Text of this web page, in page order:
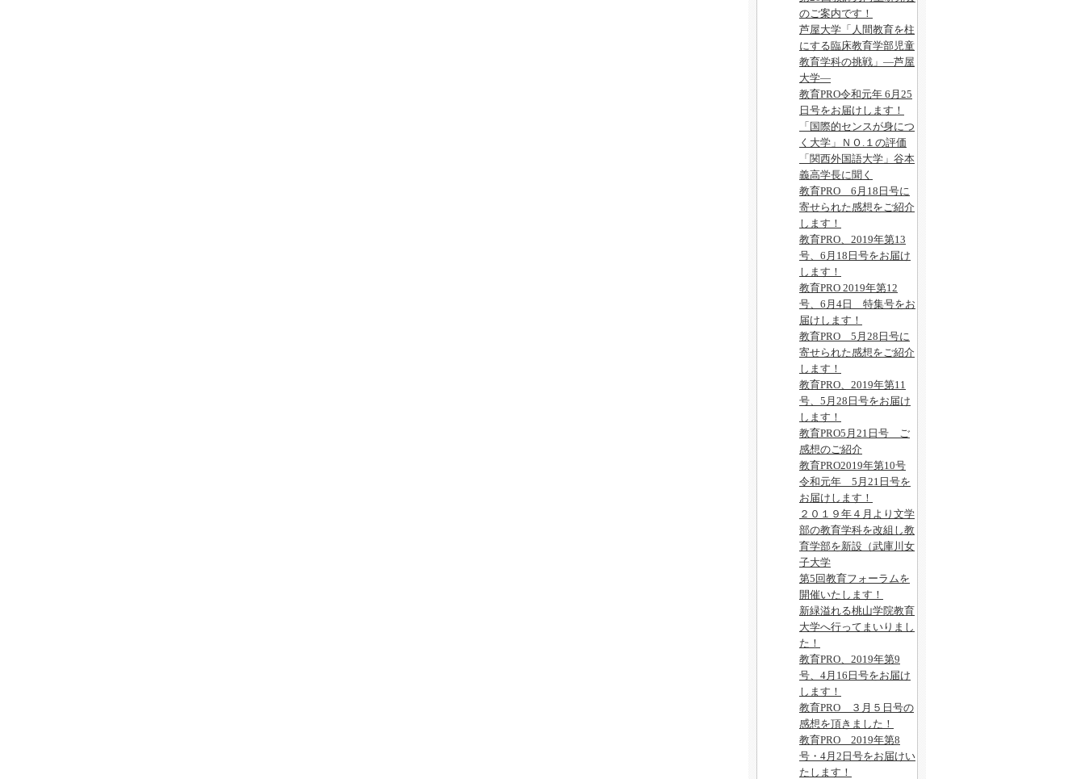
のご案内です！
芦屋大学「人間教育を柱
にする臨床教育学部児童
教育学科の挑戦」―芦屋
大学―
教育PRO令和元年 6月25
日号をお届けします！
「国際的センスが身につ
く大学」ＮＯ.１の評価
「関西外国語大学」谷本
義高学長に聞く
教育PRO 6月18日号に
寄せられた感想をご紹介
します！
教育PRO、2019年第13
号、6月18日号をお届け
します！
教育PRO 2019年第12
号、6月4日 特集号をお
届けします！
教育PRO 5月28日号に
寄せられた感想をご紹介
します！
教育PRO、2019年第11
号、5月28日号をお届け
します！
教育PRO5月21日号 ご
感想のご紹介
教育PRO2019年第10号
令和元年 5月21日号を
お届けします！
２０１９年４月より文学
部の教育学科を改組し教
育学部を新設（武庫川女
子大学
第5回教育フォーラムを
開催いたします！
新緑溢れる桃山学院教育
大学へ行ってまいりまし
た！
教育PRO、2019年第9
号、4月16日号をお届け
します！
教育PRO ３月５日号の
感想を頂きました！
教育PRO 2019年第8
号・4月2日号をお届けい
たします！